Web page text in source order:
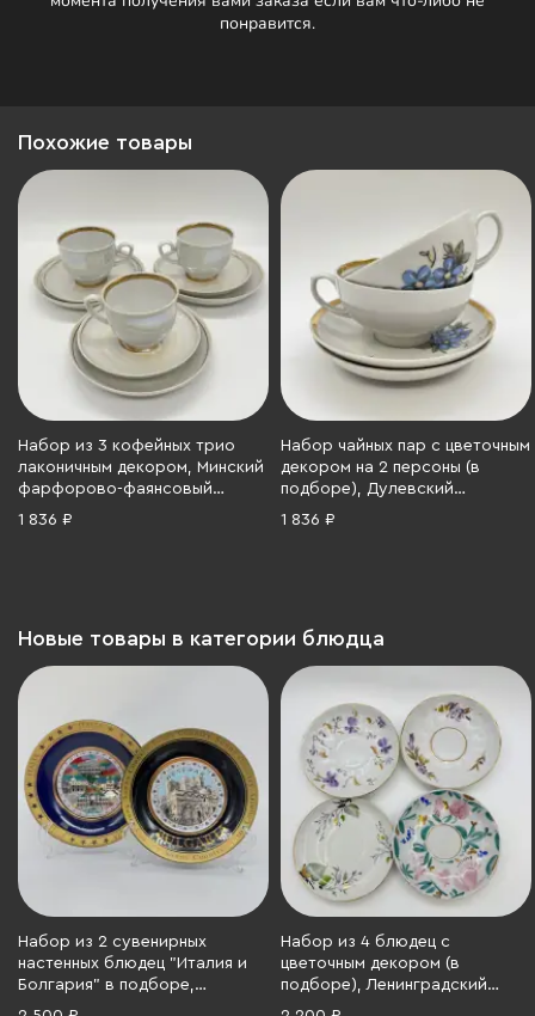
понравится.
Похожие товары
Набор из 3 кофейных трио
лаконичным декором, Минский
фарфорово-фаянсовый
завод, фарфор, люстр,
1 836 ₽
Набор чайных пар с цветочным
декором на 2 персоны (в
подборе), Дулевский
фарфоровый завод (Дулёво),
1 836 ₽
Новые товары в категории блюдца
Набор из 2 сувенирных
настенных блюдец "Италия и
Болгария" в подборе,
фарфор, деколь, золочение,
Набор из 4 блюдец с
цветочным декором (в
подборе), Ленинградский
фарфоровый завод (ЛФЗ),